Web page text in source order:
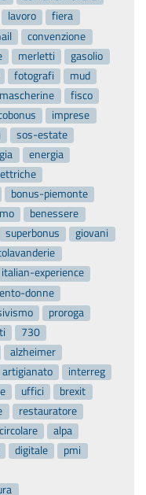
merletti
gasolio
fotografi
mud
mascherine
fisco
imprese
sos-estate
energia
bonus-piemonte
benessere
superbonus
giovani
italian-experience
donne
proroga
730
alzheimer
artigianato
uffici
restauratore
alpa
digitale
pmi
elettronica